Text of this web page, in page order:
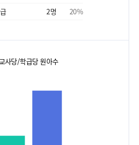
2명 20%
사당/학급당 원아수